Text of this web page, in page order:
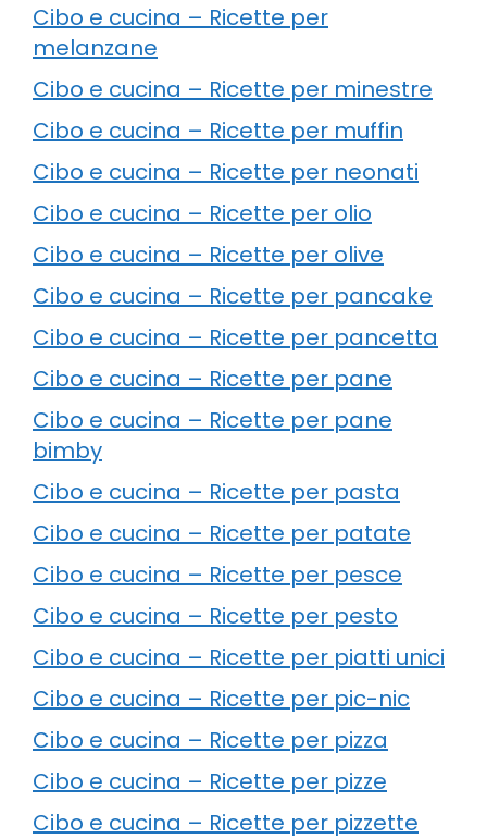
Cibo e cucina – Ricette per
melanzane
Cibo e cucina – Ricette per minestre
Cibo e cucina – Ricette per muffin
Cibo e cucina – Ricette per neonati
Cibo e cucina – Ricette per olio
Cibo e cucina – Ricette per olive
Cibo e cucina – Ricette per pancake
Cibo e cucina – Ricette per pancetta
Cibo e cucina – Ricette per pane
Cibo e cucina – Ricette per pane
bimby
Cibo e cucina – Ricette per pasta
Cibo e cucina – Ricette per patate
Cibo e cucina – Ricette per pesce
Cibo e cucina – Ricette per pesto
Cibo e cucina – Ricette per piatti unici
Cibo e cucina – Ricette per pic-nic
Cibo e cucina – Ricette per pizza
Cibo e cucina – Ricette per pizze
Cibo e cucina – Ricette per pizzette